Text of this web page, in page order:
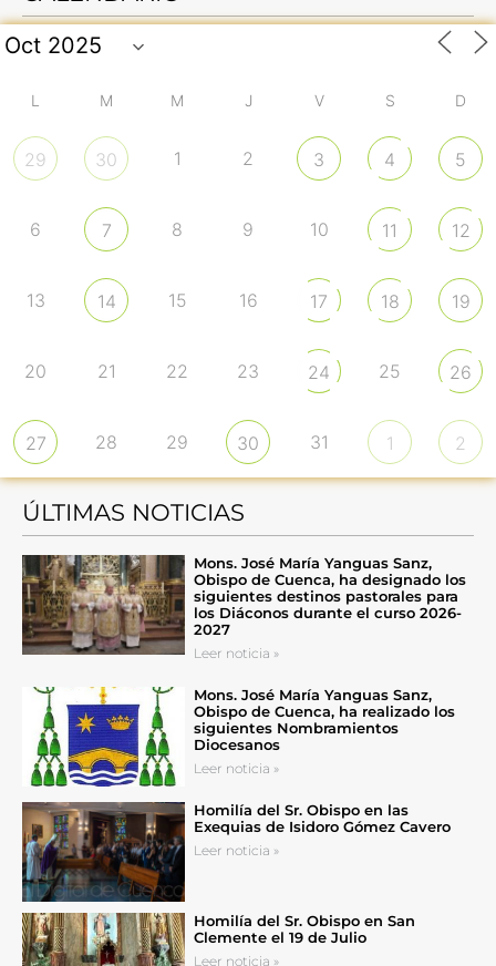
L M M J V S D
29 30 1 2 3 4 5
6 7 8 9 10 11 12
13 14 15 16 17 18 19
20 21 22 23 24 25 26
27 28 29 30 31 1 2
ÚLTIMAS NOTICIAS
Mons. José María Yanguas Sanz,
Obispo de Cuenca, ha designado los
siguientes destinos pastorales para
los Diáconos durante el curso 2026-
2027
Leer noticia »
Mons. José María Yanguas Sanz,
Obispo de Cuenca, ha realizado los
siguientes Nombramientos
Diocesanos
Leer noticia »
Homilía del Sr. Obispo en las
Exequias de Isidoro Gómez Cavero
Leer noticia »
Homilía del Sr. Obispo en San
Clemente el 19 de Julio
Leer noticia »